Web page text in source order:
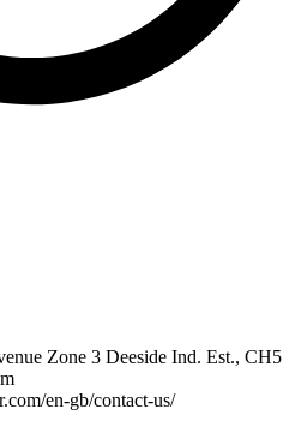
Zone 3 Deeside Ind. Est., CH5
en-gb/contact-us/